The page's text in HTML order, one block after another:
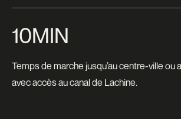
10MIN
Temps de marche jusqu’au centre-ville ou
avec accès au canal de Lachine.